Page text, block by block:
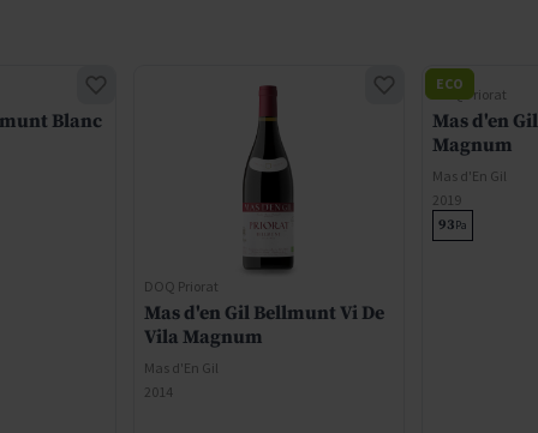
Blanc
DOQ Priorat
Mas d'en Gil Bellmunt Vi De
Vila Magnum
Mas d'En Gil
2014
DOQ Priorat
Mas d'en
Magnum
Mas d'En Gil
2019
93Pa
ECO